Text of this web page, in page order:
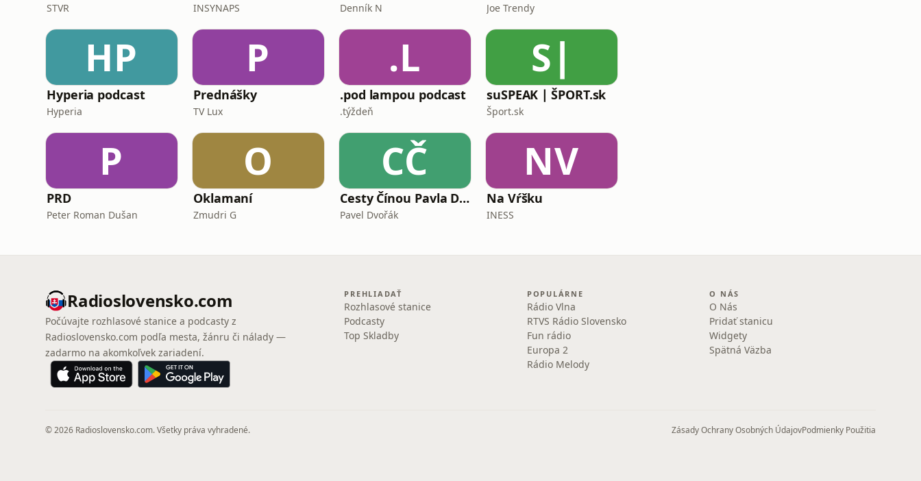
STVR INSYNAPS Denník N Joe Trendy
HP
Hyperia podcast
Hyperia
P
Prednášky
TV Lux
.L
.pod lampou podcast
.týždeň
S∣
suSPEAK ∣ ŠPORT.sk
Šport.sk
P
PRD
Peter Roman Dušan
O
Oklamaní
Zmudri G
CČ
Cesty Čínou Pavla Dvořáka
Pavel Dvořák
NV
Na Vŕšku
INESS
Radioslovensko.com
Počúvajte rozhlasové stanice a podcasty z
Radioslovensko.com podľa mesta, žánru či nálady —
zadarmo na akomkoľvek zariadení.
PREHLIADAŤ
Rozhlasové stanice
Podcasty
Top Skladby
POPULÁRNE
Rádio Vlna
RTVS Rádio Slovensko
Fun rádio
Europa 2
Rádio Melody
O NÁS
O Nás
Pridať stanicu
Widgety
Spätná Väzba
© 2026 Radioslovensko.com. Všetky práva vyhradené. Zásady Ochrany Osobných ÚdajovPodmienky Použitia